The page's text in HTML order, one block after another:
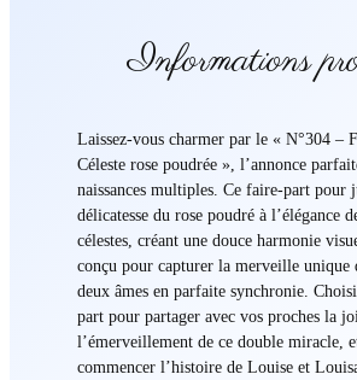
Informations
Laissez-vous charmer par le « N°304 –
Céleste rose poudrée », l’annonce
naissances multiples. Ce faire-part pour
délicatesse du rose poudré à l’élégance
célestes, créant une douce harmonie
conçu pour capturer la merveille unique
deux âmes en parfaite synchronie.
part pour partager avec vos proches la
l’émerveillement de ce double miracle,
commencer l’histoire de Louise et